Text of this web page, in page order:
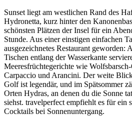
Sunset liegt am westlichen Rand des
Hydronetta, kurz hinter den
schönsten Plätzen der Insel für ein
Stunde. Aus einer einstigen einfachen
ausgezeichnetes Restaurant geworden:
Tischen entlang der Wasserkante
Meeresfrüchtegerichte wie
Carpaccio und Arancini. Der weite
Golf ist legendär, und im Spätsommer
Orten Hydras, an denen du die Sonne
siehst. travelperfect empfiehlt es für ein
Cocktails bei Sonnenuntergang.